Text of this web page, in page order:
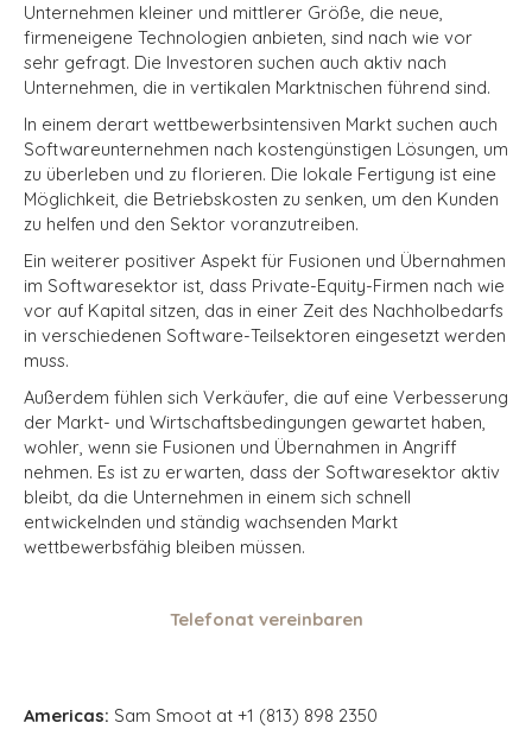
Unternehmen kleiner und mittlerer Größe, die neue,
firmeneigene Technologien anbieten, sind nach wie vor
sehr gefragt. Die Investoren suchen auch aktiv nach
Unternehmen, die in vertikalen Marktnischen führend sind.
In einem derart wettbewerbsintensiven Markt suchen auch
Softwareunternehmen nach kostengünstigen Lösungen, um
zu überleben und zu florieren. Die lokale Fertigung ist eine
Möglichkeit, die Betriebskosten zu senken, um den Kunden
zu helfen und den Sektor voranzutreiben.
Ein weiterer positiver Aspekt für Fusionen und Übernahmen
im Softwaresektor ist, dass Private-Equity-Firmen nach wie
vor auf Kapital sitzen, das in einer Zeit des Nachholbedarfs
in verschiedenen Software-Teilsektoren eingesetzt werden
muss.
Außerdem fühlen sich Verkäufer, die auf eine Verbesserung
der Markt- und Wirtschaftsbedingungen gewartet haben,
wohler, wenn sie Fusionen und Übernahmen in Angriff
nehmen. Es ist zu erwarten, dass der Softwaresektor aktiv
bleibt, da die Unternehmen in einem sich schnell
entwickelnden und ständig wachsenden Markt
wettbewerbsfähig bleiben müssen.
Telefonat vereinbaren
Americas: Sam Smoot at +1 (813) 898 2350